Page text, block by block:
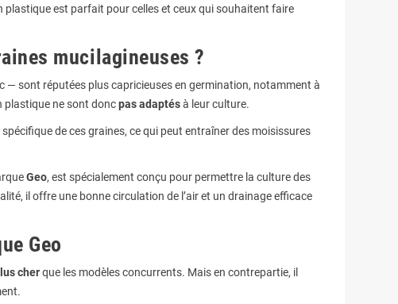
plastique est parfait pour celles et ceux qui souhaitent faire
mucilagineuses ?
— sont réputées plus capricieuses en germination, notamment à
plastique ne sont doncpas adaptésà leur culture.
spécifique de ces graines, ce qui peut entraîner des moisissures
Geo, est spécialement conçu pour permettre la culture des
il offre une bonne circulation de l’air et un drainage efficace
Geo
cherque les modèles concurrents. Mais en contrepartie, il